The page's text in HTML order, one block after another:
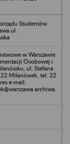
Studentów
ul.
w Warszawie
Osobowej i
ul. Stefana
Milanówek, tel. 22
e-mail: